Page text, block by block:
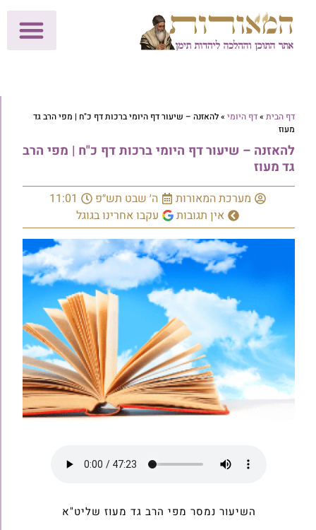
דף הבית »דף היומי »להאזנה – שיעור דף היומי ברכות דף כ"ח | מפי הרב גד
מעוז
להאזנה – שיעור דף היומי ברכות דף כ"ח | מפי הרב
גד מעוז
מערכת המאורות ה׳ שבט תש״פ
11:01
אין תגובות
עקבו אחרינו בגוגל
השיעור נמסר מפי הרב גד מעוז שליט"א